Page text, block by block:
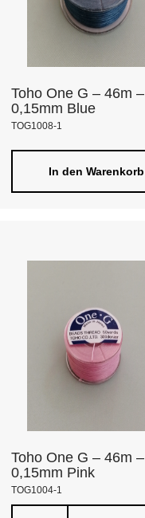
Toho One G – 46m –
0,15mm Blue
TOG1008-1
In den Warenkorb
Toho One G – 46m –
0,15mm Pink
TOG1004-1